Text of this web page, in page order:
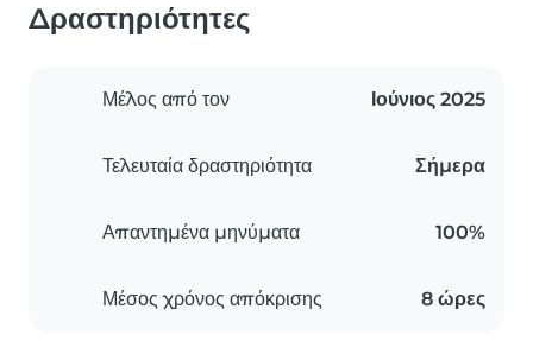
Δραστηριότητες
Μέλος από τον Ιούνιος 2025
Τελευταία δραστηριότητα Σήμερα
Απαντημένα μηνύματα 100%
Μέσος χρόνος απόκρισης 8 ώρες